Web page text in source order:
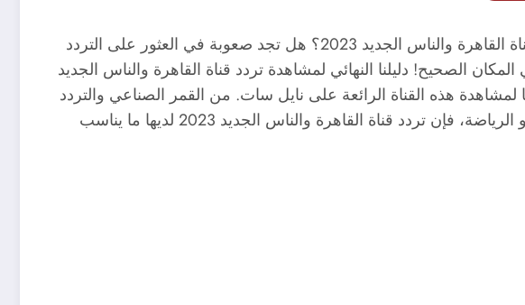
تردد قناة القاهرة والناس الجديد 2023 على النايل سات al kahera wal nas هل أنت من محبي تردد قناة القاهرة والناس الجديد 2023؟ هل تجد صعوبة في العثور على التردد
الصحيح! دليلنا النهائي لمشاهدة تردد قناة القاهرة والناس الجديد
هذه القناة الرائعة على نايل سات. من القمر الصناعي والتردد
إلى التعليمات خطوة بخطوة للضبط، نوفر لك كل ما تحتاجه. سواء كنت من محبي الأخبار أو الترفيه أو الرياضة، فإن تردد قناة القاهرة والناس الجديد 2023 لديها ما يناسب